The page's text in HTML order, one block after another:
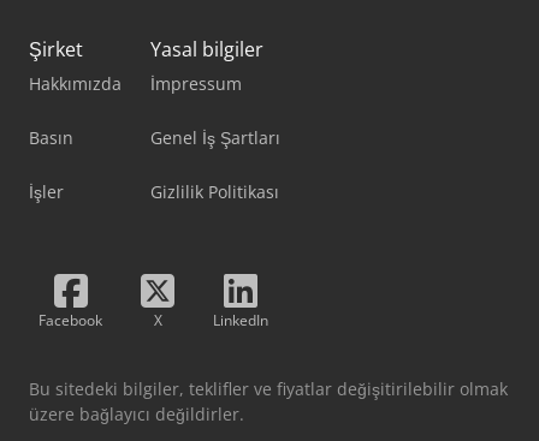
Şirket
Hakkımızda
Basın
İşler
Yasal bilgiler
İmpressum
Genel İş Şartları
Gizlilik Politikası
Facebook X LinkedIn
Bu sitedeki bilgiler, teklifler ve fiyatlar değişitirilebilir olmak
üzere bağlayıcı değildirler.